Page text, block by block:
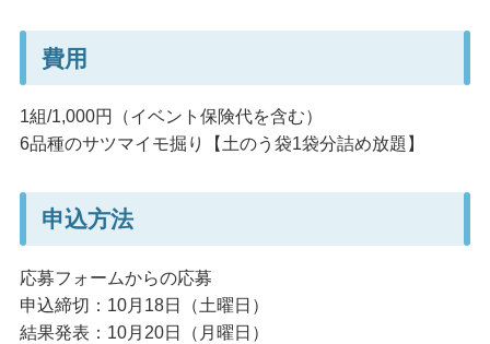
費用
1組/1,000円（イベント保険代を含む）
6品種のサツマイモ掘り【土のう袋1袋分詰め放題】
申込方法
応募フォームからの応募
申込締切：10月18日（土曜日）
結果発表：10月20日（月曜日）